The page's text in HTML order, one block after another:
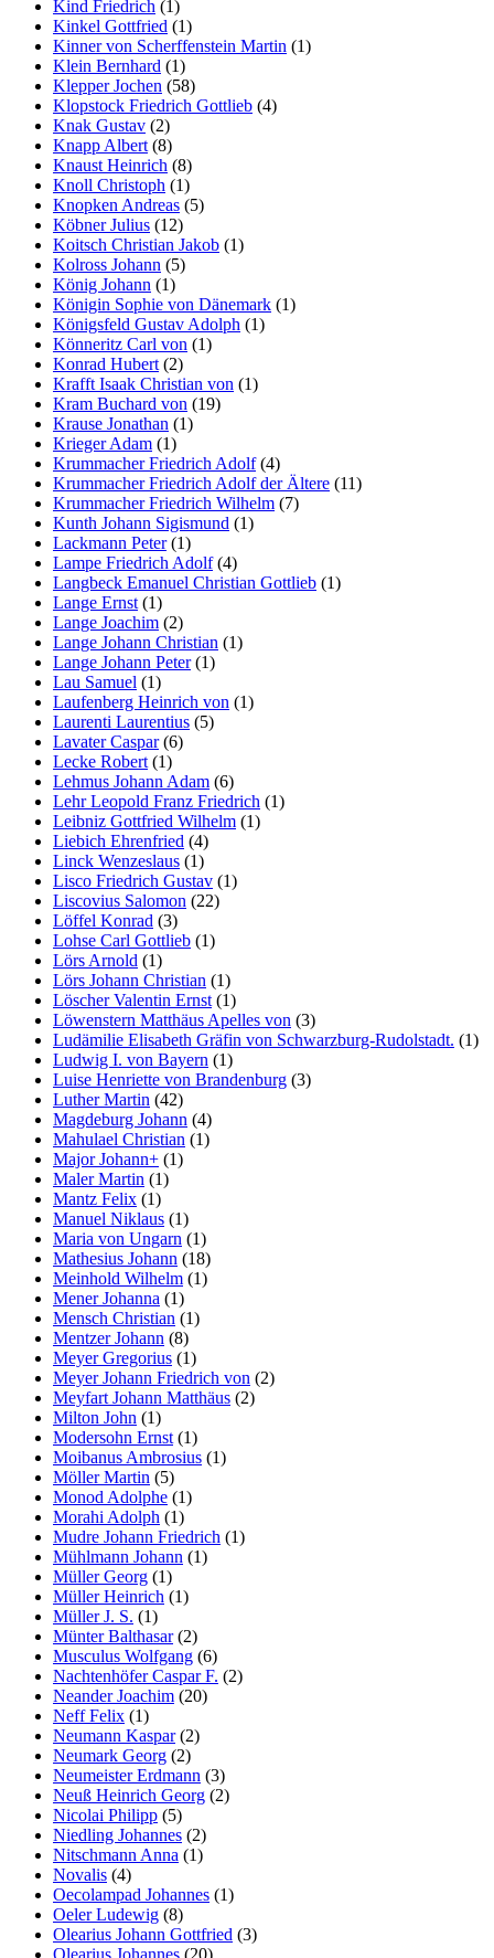
Kind Friedrich (1)
Kinkel Gottfried (1)
Kinner von Scherffenstein Martin (1)
Klein Bernhard (1)
Klepper Jochen (58)
Klopstock Friedrich Gottlieb (4)
Knak Gustav (2)
Knapp Albert (8)
Knaust Heinrich (8)
Knoll Christoph (1)
Knopken Andreas (5)
Köbner Julius (12)
Koitsch Christian Jakob (1)
Kolross Johann (5)
König Johann (1)
Königin Sophie von Dänemark (1)
Königsfeld Gustav Adolph (1)
Könneritz Carl von (1)
Konrad Hubert (2)
Krafft Isaak Christian von (1)
Kram Buchard von (19)
Krause Jonathan (1)
Krieger Adam (1)
Krummacher Friedrich Adolf(4)
Krummacher Friedrich Adolf der Ältere (11)
Krummacher Friedrich Wilhelm (7)
Kunth Johann Sigismund (1)
Lackmann Peter(1)
Lampe Friedrich Adolf(4)
Langbeck Emanuel Christian Gottlieb (1)
Lange Ernst (1)
Lange Joachim (2)
Lange Johann Christian (1)
Lange Johann Peter(1)
Lau Samuel (1)
Laufenberg Heinrich von (1)
Laurenti Laurentius (5)
Lavater Caspar(6)
Lecke Robert (1)
Lehmus Johann Adam (6)
Lehr Leopold Franz Friedrich (1)
Leibniz Gottfried Wilhelm (1)
Liebich Ehrenfried (4)
Linck Wenzeslaus (1)
Lisco Friedrich Gustav (1)
Liscovius Salomon (22)
Löffel Konrad (3)
Lohse Carl Gottlieb (1)
Lörs Arnold (1)
Lörs Johann Christian (1)
Löscher Valentin Ernst (1)
Löwenstern Matthäus Apelles von (3)
Ludämilie Elisabeth Gräfin von Schwarzburg-Rudolstadt. (1)
Ludwig I. von Bayern (1)
Luise Henriette von Brandenburg (3)
Luther Martin (42)
Magdeburg Johann (4)
Mahulael Christian (1)
Major Johann+ (1)
Maler Martin (1)
Mantz Felix (1)
Manuel Niklaus (1)
Maria von Ungarn (1)
Mathesius Johann (18)
Meinhold Wilhelm (1)
Mener Johanna (1)
Mensch Christian (1)
Mentzer Johann (8)
Meyer Gregorius (1)
Meyer Johann Friedrich von (2)
Meyfart Johann Matthäus (2)
Milton John (1)
Modersohn Ernst (1)
Moibanus Ambrosius (1)
Möller Martin (5)
Monod Adolphe (1)
Morahi Adolph (1)
Mudre Johann Friedrich (1)
Mühlmann Johann (1)
Müller Georg (1)
Müller Heinrich (1)
Müller J. S. (1)
Münter Balthasar(2)
Musculus Wolfgang (6)
Nachtenhöfer Caspar F. (2)
Neander Joachim (20)
Neff Felix (1)
Neumann Kaspar(2)
Neumark Georg (2)
Neumeister Erdmann (3)
Neuß Heinrich Georg (2)
Nicolai Philipp (5)
Niedling Johannes (2)
Nitschmann Anna (1)
Novalis (4)
Oecolampad Johannes (1)
Oeler Ludewig (8)
Olearius Johann Gottfried (3)
Olearius Johannes (20)